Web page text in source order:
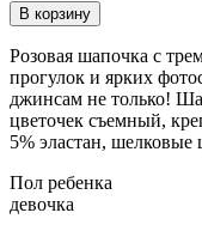
Розовая шапочка с
прогулок и ярких
джинсам не только!
цветочек съемный,
5% эластан, шелковые
Пол ребенка
девочка